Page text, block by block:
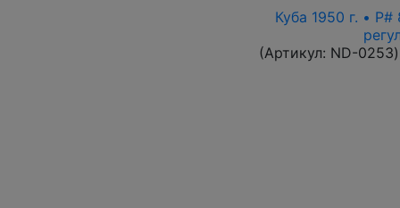
Куба 1950 г. •
(Артикул: ND-0253)